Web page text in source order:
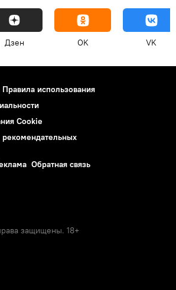
Дзен OK VK
Правила использования
Cookie
Обратная связь
защищены. 18+